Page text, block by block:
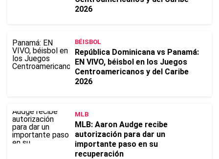
2026
BÉISBOL
República Dominicana vs Panamá:
EN VIVO, béisbol en los Juegos
Centroamericanos y del Caribe
2026
MLB
MLB: Aaron Audge recibe
autorización para dar un
importante paso en su
recuperación